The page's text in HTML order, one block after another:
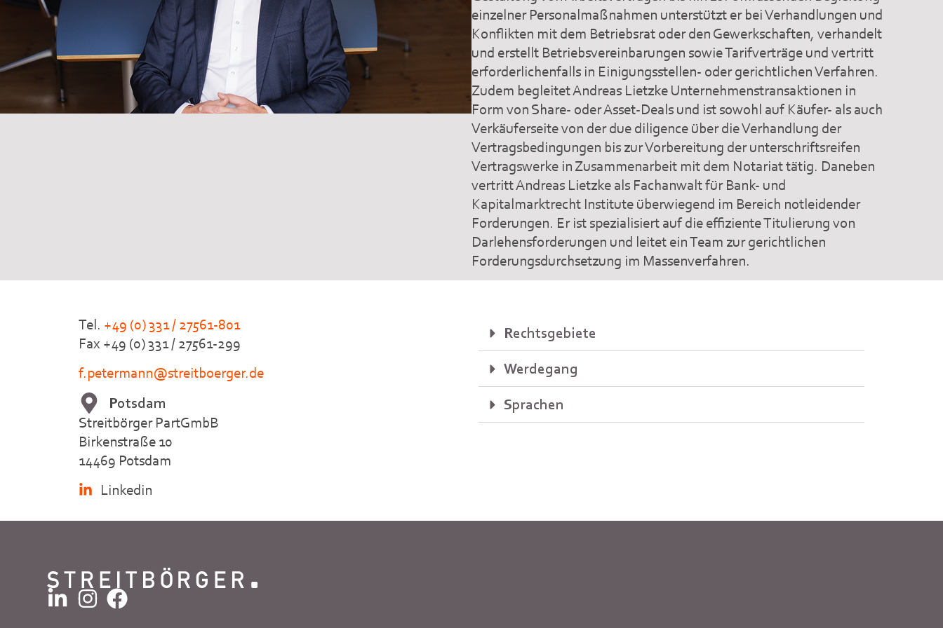
einzelner Personalmaßnahmen unterstützt er bei Verhandlungen und
Konflikten mit dem Betriebsrat oder den Gewerkschaften, verhandelt
und erstellt Betriebsvereinbarungen sowie Tarifverträge und vertritt
erforderlichenfalls in Einigungsstellen- oder gerichtlichen Verfahren.
Zudem begleitet Andreas Lietzke Unternehmenstransaktionen in
Form von Share- oder Asset-Deals und ist sowohl auf Käufer- als auch
Verkäuferseite von der due diligence über die Verhandlung der
Vertragsbedingungen bis zur Vorbereitung der unterschriftsreifen
Vertragswerke in Zusammenarbeit mit dem Notariat tätig. Daneben
vertritt Andreas Lietzke als Fachanwalt für Bank- und
Kapitalmarktrecht Institute überwiegend im Bereich notleidender
Forderungen. Er ist spezialisiert auf die effiziente Titulierung von
Darlehensforderungen und leitet ein Team zur gerichtlichen
Forderungsdurchsetzung im Massenverfahren.
Tel. +49 (0) 331 / 27561-801
Fax +49 (0) 331 / 27561-299
f.petermann@streitboerger.de
Potsdam
Streitbörger PartGmbB
Birkenstraße 10
14469 Potsdam
Linkedin
Rechtsgebiete
Werdegang
Sprachen